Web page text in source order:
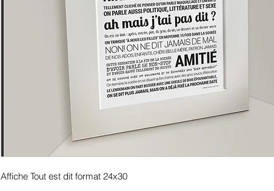
Affiche Tout est dit format 24x30